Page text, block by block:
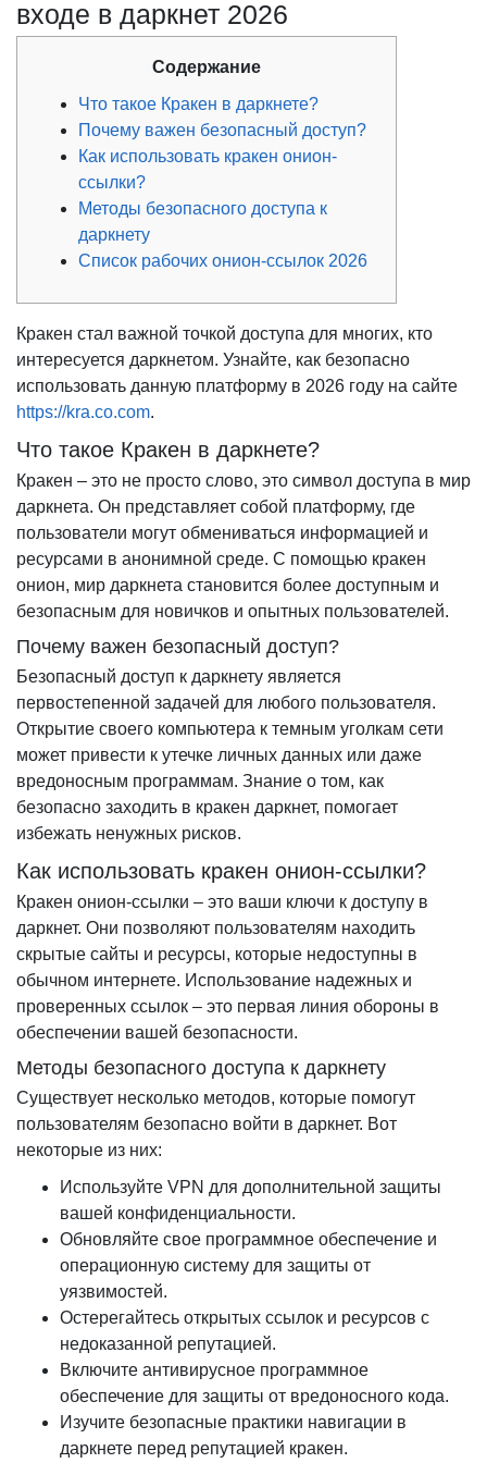
входе в даркнет 2026
Содержание
Что такое Кракен в даркнете?
Почему важен безопасный доступ?
Как использовать кракен онион-
ссылки?
Методы безопасного доступа к
даркнету
Список рабочих онион-ссылок 2026
Кракен стал важной точкой доступа для многих, кто
интересуется даркнетом. Узнайте, как безопасно
использовать данную платформу в 2026 году на сайте
https://kra.co.com.
Что такое Кракен в даркнете?
Кракен – это не просто слово, это символ доступа в мир
даркнета. Он представляет собой платформу, где
пользователи могут обмениваться информацией и
ресурсами в анонимной среде. С помощью кракен
онион, мир даркнета становится более доступным и
безопасным для новичков и опытных пользователей.
Почему важен безопасный доступ?
Безопасный доступ к даркнету является
первостепенной задачей для любого пользователя.
Открытие своего компьютера к темным уголкам сети
может привести к утечке личных данных или даже
вредоносным программам. Знание о том, как
безопасно заходить в кракен даркнет, помогает
избежать ненужных рисков.
Как использовать кракен онион-ссылки?
Кракен онион-ссылки – это ваши ключи к доступу в
даркнет. Они позволяют пользователям находить
скрытые сайты и ресурсы, которые недоступны в
обычном интернете. Использование надежных и
проверенных ссылок – это первая линия обороны в
обеспечении вашей безопасности.
Методы безопасного доступа к даркнету
Существует несколько методов, которые помогут
пользователям безопасно войти в даркнет. Вот
некоторые из них:
Используйте VPN для дополнительной защиты
вашей конфиденциальности.
Обновляйте свое программное обеспечение и
операционную систему для защиты от
уязвимостей.
Остерегайтесь открытых ссылок и ресурсов с
недоказанной репутацией.
Включите антивирусное программное
обеспечение для защиты от вредоносного кода.
Изучите безопасные практики навигации в
даркнете перед репутацией кракен.